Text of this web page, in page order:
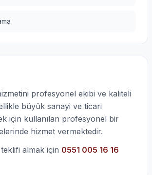
profesyonel ekibi ve kaliteli
büyük sanayi ve ticari
için kullanılan profesyonel bir
hizmet vermektedir.
almak için 0551 005 16 16